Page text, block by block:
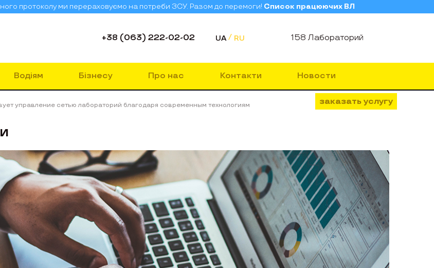
протоколу ми перераховуємо на потреби ЗСУ. Разом до перемоги! Список працюючих ВЛ
+38 (063) 222-02-02 UA RU 158 Лабораторий
Водіям Бізнесу Про нас Контакти Новости
заказать услугу
управление сетью лабораторий благодаря современным технологиям